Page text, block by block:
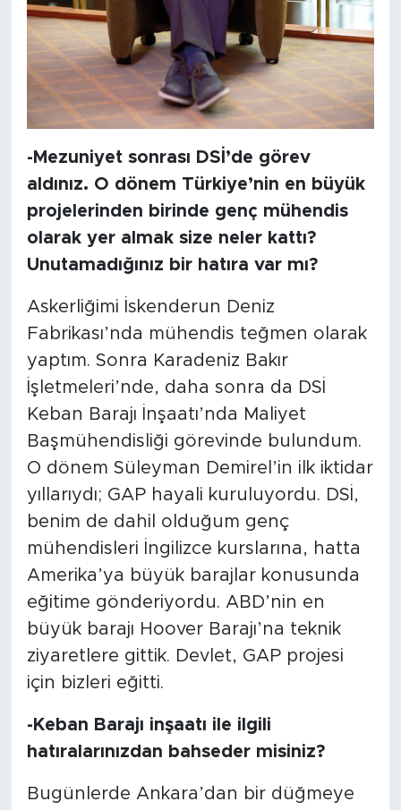
-Mezuniyet sonrası DSİ’de görev
aldınız. O dönem Türkiye’nin en büyük
projelerinden birinde genç mühendis
olarak yer almak size neler kattı?
Unutamadığınız bir hatıra var mı?
Askerliğimi İskenderun Deniz
Fabrikası’nda mühendis teğmen olarak
yaptım. Sonra Karadeniz Bakır
İşletmeleri’nde, daha sonra da DSİ
Keban Barajı İnşaatı’nda Maliyet
Başmühendisliği görevinde bulundum.
O dönem Süleyman Demirel’in ilk iktidar
yıllarıydı; GAP hayali kuruluyordu. DSİ,
benim de dahil olduğum genç
mühendisleri İngilizce kurslarına, hatta
Amerika’ya büyük barajlar konusunda
eğitime gönderiyordu. ABD’nin en
büyük barajı Hoover Barajı’na teknik
ziyaretlere gittik. Devlet, GAP projesi
için bizleri eğitti.
-Keban Barajı inşaatı ile ilgili
hatıralarınızdan bahseder misiniz?
Bugünlerde Ankara’dan bir düğmeye